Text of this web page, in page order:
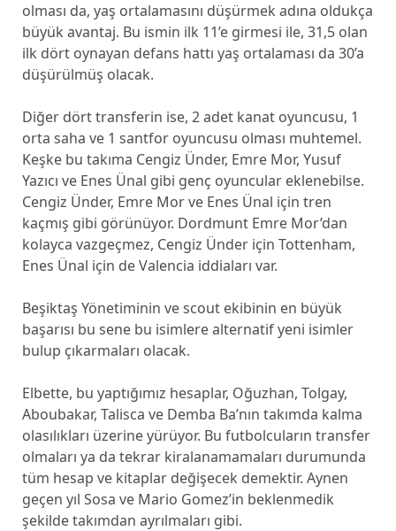
olması da, yaş ortalamasını düşürmek adına oldukça
büyük avantaj. Bu ismin ilk 11’e girmesi ile, 31,5 olan
ilk dört oynayan defans hattı yaş ortalaması da 30’a
düşürülmüş olacak.
Diğer dört transferin ise, 2 adet kanat oyuncusu, 1
orta saha ve 1 santfor oyuncusu olması muhtemel.
Keşke bu takıma Cengiz Ünder, Emre Mor, Yusuf
Yazıcı ve Enes Ünal gibi genç oyuncular eklenebilse.
Cengiz Ünder, Emre Mor ve Enes Ünal için tren
kaçmış gibi görünüyor. Dordmunt Emre Mor’dan
kolayca vazgeçmez, Cengiz Ünder için Tottenham,
Enes Ünal için de Valencia iddiaları var.
Beşiktaş Yönetiminin ve scout ekibinin en büyük
başarısı bu sene bu isimlere alternatif yeni isimler
bulup çıkarmaları olacak.
Elbette, bu yaptığımız hesaplar, Oğuzhan, Tolgay,
Aboubakar, Talisca ve Demba Ba’nın takımda kalma
olasılıkları üzerine yürüyor. Bu futbolcuların transfer
olmaları ya da tekrar kiralanamamaları durumunda
tüm hesap ve kitaplar değişecek demektir. Aynen
geçen yıl Sosa ve Mario Gomez’in beklenmedik
şekilde takımdan ayrılmaları gibi.